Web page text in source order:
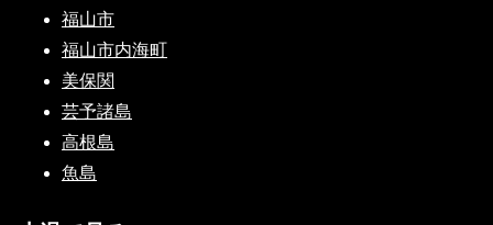
福山市
福山市内海町
美保関
芸予諸島
高根島
魚島